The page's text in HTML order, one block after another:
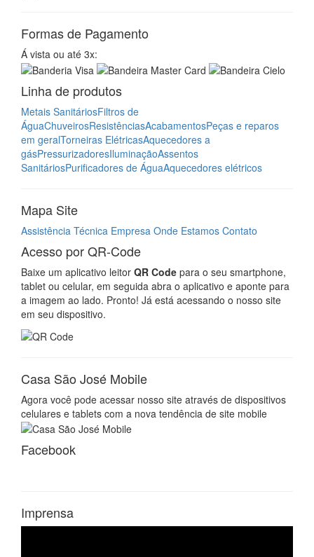
Formas de Pagamento
Á vista ou até 3x:
Linha de produtos
Metais SanitáriosFiltros de
ÁguaChuveirosResistênciasAcabamentosPeças e reparos
em geralTorneiras ElétricasAquecedores a
gásPressurizadoresIluminaçãoAssentos
SanitáriosPurificadores de ÁguaAquecedores elétricos
Mapa Site
Assistência Técnica Empresa Onde Estamos Contato
Acesso por QR-Code
Baixe um aplicativo leitor QR Code para o seu smartphone,
tablet ou celular, em seguida abra o aplicativo e aponte para
a imagem ao lado. Pronto! Já está acessando o nosso site
em seu dispositivo.
Casa São José Mobile
Agora você pode acessar nosso site através de dispositivos
celulares e tablets com a nova tendência de site mobile
Facebook
Imprensa